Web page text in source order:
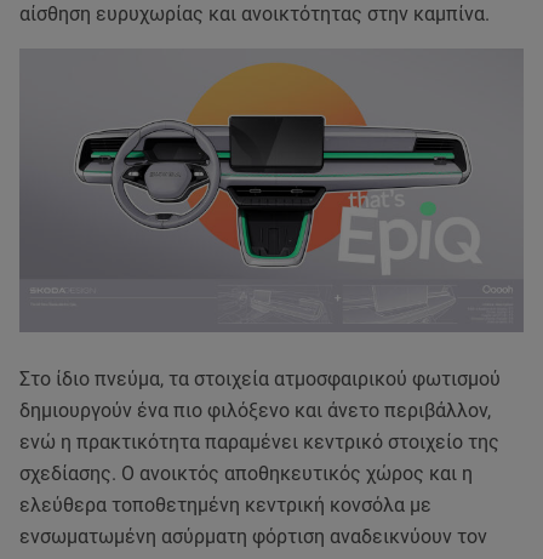
αίσθηση ευρυχωρίας και ανοικτότητας στην καμπίνα.
Στο ίδιο πνεύμα, τα στοιχεία ατμοσφαιρικού φωτισμού
δημιουργούν ένα πιο φιλόξενο και άνετο περιβάλλον,
ενώ η πρακτικότητα παραμένει κεντρικό στοιχείο της
σχεδίασης. Ο ανοικτός αποθηκευτικός χώρος και η
ελεύθερα τοποθετημένη κεντρική κονσόλα με
ενσωματωμένη ασύρματη φόρτιση αναδεικνύουν τον